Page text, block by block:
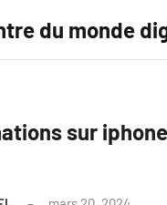
du monde
sur